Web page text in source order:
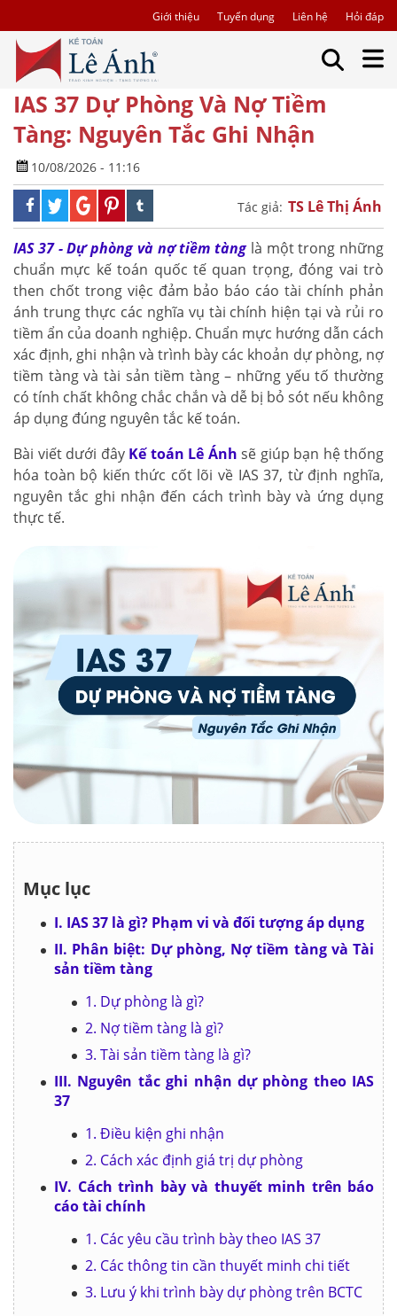
Giới thiệu Tuyển dụng Liên hệ Hỏi đáp
IAS 37 Dự Phòng Và Nợ Tiềm
Tàng: Nguyên Tắc Ghi Nhận
10/08/2026 - 11:16
Tác giả: TS Lê Thị Ánh
IAS 37 - Dự phòng và nợ tiềm tànglà một trong những
chuẩn mực kế toán quốc tế quan trọng, đóng vai trò
then chốt trong việc đảm bảo báo cáo tài chính phản
ánh trung thực các nghĩa vụ tài chính hiện tại và rủi ro
tiềm ẩn của doanh nghiệp. Chuẩn mực hướng dẫn cách
xác định, ghi nhận và trình bày các khoản dự phòng, nợ
tiềm tàng và tài sản tiềm tàng – những yếu tố thường
có tính chất không chắc chắn và dễ bị bỏ sót nếu không
áp dụng đúng nguyên tắc kế toán.
Bài viết dưới đây Kế toán Lê Ánh sẽ giúp bạn hệ thống
hóa toàn bộ kiến thức cốt lõi về IAS 37, từ định nghĩa,
nguyên tắc ghi nhận đến cách trình bày và ứng dụng
thực tế.
Mục lục
I. IAS 37 là gì? Phạm vi và đối tượng áp dụng
II. Phân biệt: Dự phòng, Nợ tiềm tàng và Tài
sản tiềm tàng
1. Dự phòng là gì?
2. Nợ tiềm tàng là gì?
3. Tài sản tiềm tàng là gì?
III. Nguyên tắc ghi nhận dự phòng theo IAS
37
1. Điều kiện ghi nhận
2. Cách xác định giá trị dự phòng
IV. Cách trình bày và thuyết minh trên báo
cáo tài chính
1. Các yêu cầu trình bày theo IAS 37
2. Các thông tin cần thuyết minh chi tiết
3. Lưu ý khi trình bày dự phòng trên BCTC